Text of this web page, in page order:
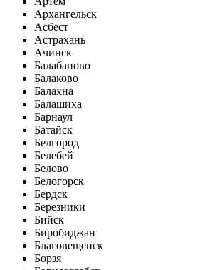
Архангельск
Асбест
Астрахань
Ачинск
Балабаново
Балаково
Балахна
Балашиха
Барнаул
Батайск
Белгород
Белебей
Белово
Белогорск
Бердск
Березники
Бийск
Биробиджан
Благовещенск
Борзя